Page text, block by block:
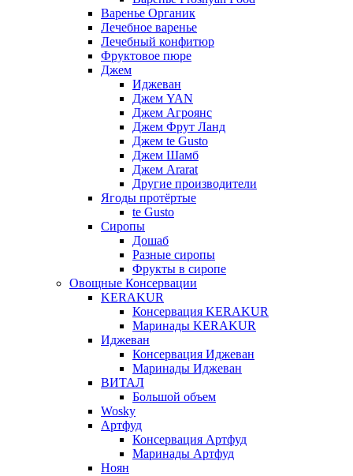
Варенье Органик
Лечебное варенье
Лечебный конфитюр
Фруктовое пюре
Джем
Иджеван
Джем YAN
Джем Агроянс
Джем Фрут Ланд
Джем te Gusto
Джем Шамб
Джем Ararat
Другие производители
Ягоды протёртые
te Gusto
Сиропы
Дошаб
Разные сиропы
Фрукты в сиропе
Овощные Консервации
KERAKUR
Консервация KERAKUR
Маринады KERAKUR
Иджеван
Консервация Иджеван
Маринады Иджеван
ВИТАЛ
Большой объем
Wosky
Артфуд
Консервация Артфуд
Маринады Артфуд
Ноян